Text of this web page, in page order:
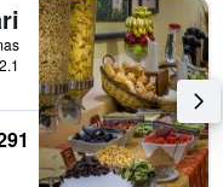
2.1 ק״מ ממרכז העיר